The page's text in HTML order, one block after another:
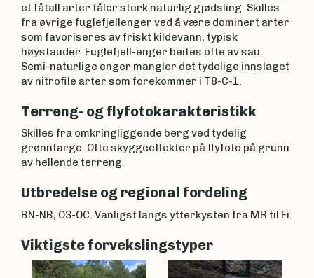
et fåtall arter tåler sterk naturlig gjødsling. Skilles
fra øvrige fuglefjellenger ved å være dominert arter
som favoriseres av friskt kildevann, typisk
høystauder. Fuglefjell-enger beites ofte av sau.
Semi-naturlige enger mangler det tydelige innslaget
av nitrofile arter som forekommer i T8-C-1.
Terreng- og flyfotokarakteristikk
Skilles fra omkringliggende berg ved tydelig
grønnfarge. Ofte skyggeeffekter på flyfoto på grunn
av hellende terreng.
Utbredelse og regional fordeling
BN-NB, O3-OC. Vanligst langs ytterkysten fra MR til Fi.
Viktigste forvekslingstyper